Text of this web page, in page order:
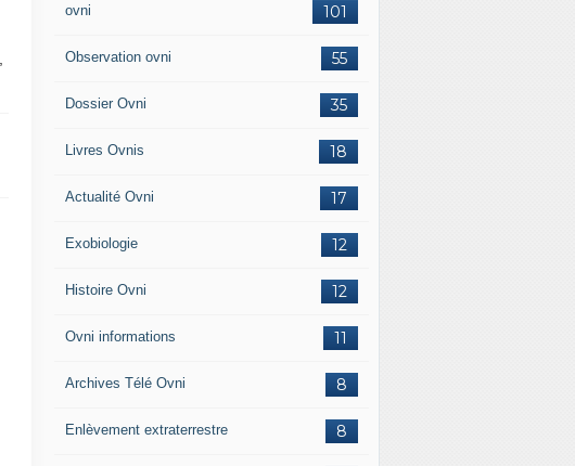
101
ovni
55
Observation ovni
35
Dossier Ovni
18
Livres Ovnis
17
Actualité Ovni
12
Exobiologie
12
Histoire Ovni
11
Ovni informations
8
Archives Télé Ovni
8
Enlèvement extraterrestre